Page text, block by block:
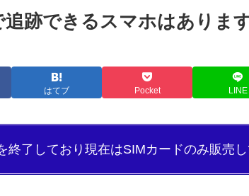
追跡できるスマホはありま
はてブ Pocket LINE
終了しており現在はSIMカードのみ販売